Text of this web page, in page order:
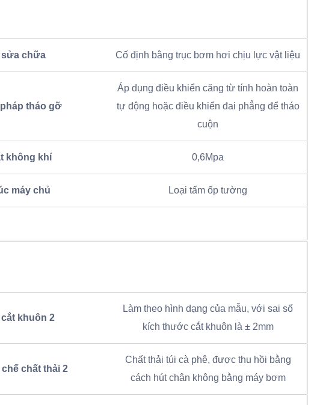
sửa chữa Cố định bằng trục bơm hơi chịu lực vật liệu
tháo gỡ
Áp dụng điều khiển căng từ tính hoàn toàn
tự động hoặc điều khiển đai phẳng để tháo
cuộn
không khí 0,6Mpa
máy chủ Loại tấm ốp tường
khuôn 2
Làm theo hình dạng của mẫu, với sai số
kích thước cắt khuôn là ± 2mm
chất thải 2
Chất thải túi cà phê, được thu hồi bằng
cách hút chân không bằng máy bơm